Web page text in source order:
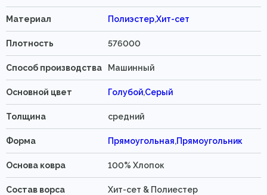
Материал Полиэстер,Хит-сет
Плотность 576000
Способ производства Машинный
Основной цвет Голубой,Серый
Толщина средний
Форма Прямоугольная,Прямоугольник
Основа ковра 100% Хлопок
Состав ворса Хит-сет & Полиестер